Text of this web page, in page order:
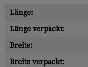
Länge:
Länge verpackt:
Breite:
Breite verpackt: